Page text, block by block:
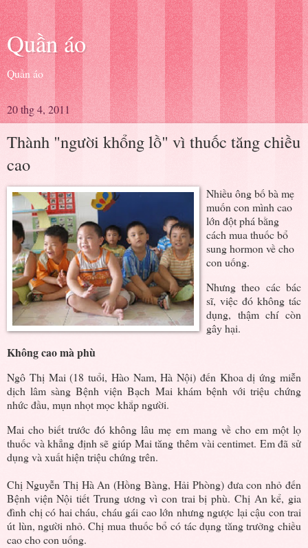
Quần áo
Quần áo
20 thg 4, 2011
Thành "người khổng lồ" vì thuốc tăng chiều
cao
Nhiều ông bố bà mẹ
muốn con mình cao
lớn đột phá bằng
cách mua thuốc bổ
sung hormon về cho
con uống.
Nhưng theo các bác
sĩ, việc đó không tác
dụng, thậm chí còn
gây hại.
Không cao mà phù
Ngô Thị Mai (18 tuổi, Hào Nam, Hà Nội) đến Khoa dị ứng miễn
dịch lâm sàng Bệnh viện Bạch Mai khám bệnh với triệu chứng
nhức đầu, mụn nhọt mọc khắp người.
Mai cho biết trước đó không lâu mẹ em mang về cho em một lọ
thuốc và khẳng định sẽ giúp Mai tăng thêm vài centimet. Em đã sử
dụng và xuất hiện triệu chứng trên.
Chị Nguyễn Thị Hà An (Hồng Bàng, Hải Phòng) đưa con nhỏ đến
Bệnh viện Nội tiết Trung ương vì con trai bị phù. Chị An kể, gia
đình chị có hai cháu, cháu gái cao lớn nhưng ngược lại cậu con trai
út lùn, người nhỏ. Chị mua thuốc bổ có tác dụng tăng trưởng chiều
cao cho con uống.